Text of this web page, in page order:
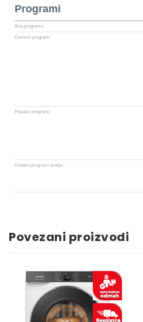
Programi
Broj programa
Osnovni programi
Posebni programi
Dodatni programi pranja
Povezani proizvodi